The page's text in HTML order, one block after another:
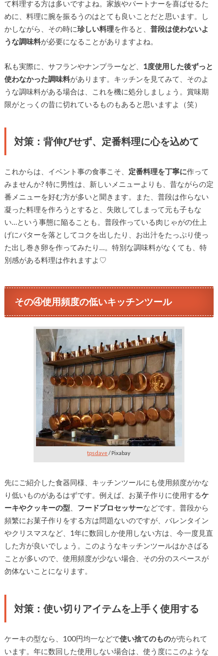
て料理する方は多いですよね。家族やパートナーを喜ばせるた
めに、料理に腕を振るうのはとても良いことだと思います。し
かしながら、その時に珍しい料理を作ると、 普段は使わないよ
うな調味料が必要になることがありますよね。
私も実際に、サフランやナンプラーなど、 1度使用した後ずっと
使わなかった調味料があります。キッチンを見てみて、そのよ
うな調味料がある場合は、これを機に処分しましょう。賞味期
限がとっくの昔に切れているものもあると思いますよ（笑）
対策：背伸びせず、定番料理に心を込めて
これからは、イベント事の食事こそ、 定番料理を丁寧に作って
みませんか? 特に男性は、新しいメニューよりも、昔ながらの定
番メニューを好む方が多いと聞きます。また、普段は作らない
凝った料理を作ろうとすると、失敗してしまって元も子もな
い…という事態に陥ることも。普段作っている肉じゃがの仕上
げにバターを落としてコクを出したり、お出汁をたっぷり使っ
た出し巻き卵を作ってみたり…。特別な調味料がなくても、特
別感がある料理は作れますよ♡
その④使用頻度の低いキッチンツール
tpsdave / Pixabay
先にご紹介した食器同様、キッチンツールにも使用頻度がかな
り低いものがあるはずです。例えば、お菓子作りに使用するケ
ーキやクッキーの型
フードプロセッサーなどです。普段から
頻繁にお菓子作りをする方は問題ないのですが、バレンタイン
やクリスマスなど、1年に数回しか使用しない方は、今一度見直
した方が良いでしょう。このようなキッチンツールはかさばる
ことが多いので、使用頻度が少ない場合、その分のスペースが
勿体ないことになります。
対策：使い切りアイテムを上手く使用する
ケーキの型なら、100円均一などで使い捨てのものが売られて
います。年に数回した使用しない場合は、使う度にこのような